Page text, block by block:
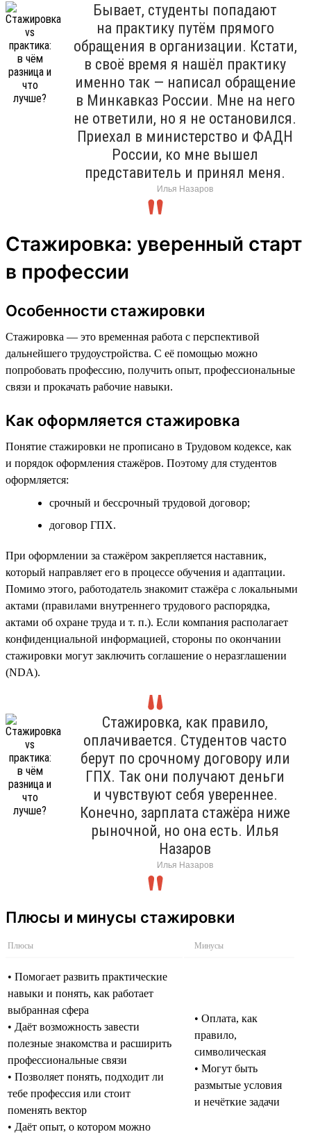
Бывает, студенты попадают
на практику путём прямого
обращения в организации. Кстати,
в своё время я нашёл практику
именно так — написал обращение
в Минкавказ России. Мне на него
не ответили, но я не остановился.
Приехал в министерство и ФАДН
России, ко мне вышел
представитель и принял меня.
Илья Назаров
Стажировка: уверенный старт
в профессии
Особенности стажировки
Стажировка — это временная работа с перспективой
дальнейшего трудоустройства. С её помощью можно
попробовать профессию, получить опыт, профессиональные
связи и прокачать рабочие навыки.
Как оформляется стажировка
Понятие стажировки не прописано в Трудовом кодексе, как
и порядок оформления стажёров. Поэтому для студентов
оформляется:
срочный и бессрочный трудовой договор;
договор ГПХ.
При оформлении за стажёром закрепляется наставник,
который направляет его в процессе обучения и адаптации.
Помимо этого, работодатель знакомит стажёра с локальными
актами (правилами внутреннего трудового распорядка,
актами об охране труда и т. п.). Если компания располагает
конфиденциальной информацией, стороны по окончании
стажировки могут заключить соглашение о неразглашении
(NDA).
Стажировка, как правило,
оплачивается. Студентов часто
берут по срочному договору или
ГПХ. Так они получают деньги
и чувствуют себя увереннее.
Конечно, зарплата стажёра ниже
рыночной, но она есть. Илья
Назаров
Илья Назаров
Плюсы и минусы стажировки
Плюсы Минусы
• Помогает развить практические
навыки и понять, как работает
выбранная сфера
• Даёт возможность завести
полезные знакомства и расширить
профессиональные связи
• Позволяет понять, подходит ли
тебе профессия или стоит
поменять вектор
• Даёт опыт, о котором можно
• Оплата, как
правило,
символическая
• Могут быть
размытые условия
и нечёткие задачи